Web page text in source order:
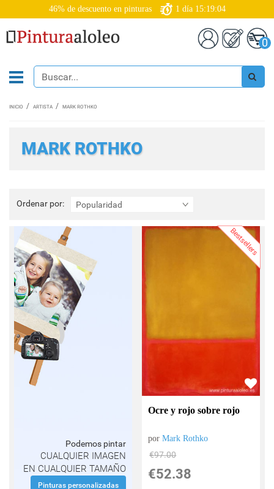
46% de descuento en pinturas 1 día 15:19:01
0
INICIO ARTISTA MARK ROTHKO
MARK ROTHKO
Ordenar por: Popularidad
Ordenar
por:
Podemos pintar
CUALQUIER IMAGEN
EN CUALQUIER TAMAÑO
Pinturas personalizadas
Bestsellers
Ocre y rojo sobre rojo
porMark Rothko
€97.00
€52.38